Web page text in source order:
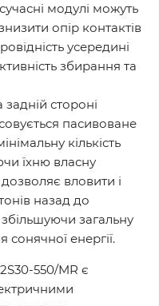
модулі можуть
опір контактів
усередині
збирання та
задній стороні
пасивоване
кількість
їхню власну
вловити і
назад до
загальну
сонячної енергії.
550/MR є